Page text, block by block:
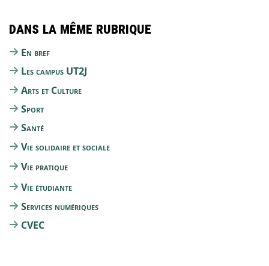
Dans la même rubrique
En bref
Les campus UT2J
Arts et Culture
Sport
Santé
Vie solidaire et sociale
Vie pratique
Vie étudiante
Services numériques
CVEC